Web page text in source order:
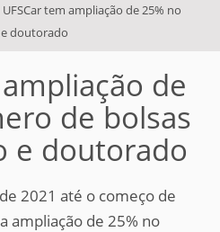
UFSCar tem ampliação de 25% no
doutorado
de
de bolsas
e doutorado
2021 até o começo de
ampliação de 25% no